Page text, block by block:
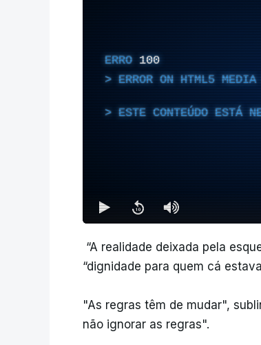
ERRO 100
ERROR ON HTML5 MEDIA
ESTE CONTEÚDO ESTÁ
“A realidade deixada pela
“dignidade para quem cá
"As regras têm de mudar",
não ignorar as regras".